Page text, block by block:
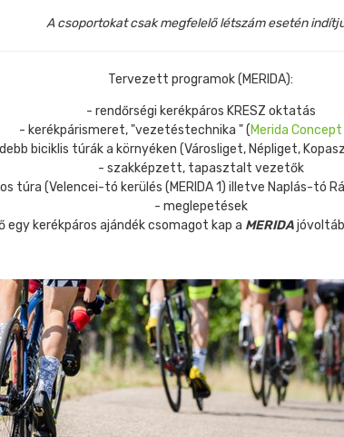
A csoportokat csak megfelelő létszám esetén
Tervezett programok (MERIDA):
- rendőrségi kerékpáros KRESZ oktatás
- kerékpárismeret, "vezetéstechnika " (Merida
biciklis túrák a környéken (Városliget, Népliget,
- szakképzett, tapasztalt vezetők
túra (Velencei-tó kerülés (MERIDA 1) illetve Naplás-tó
- meglepetések
egy kerékpáros ajándék csomagot kap a MERIDA